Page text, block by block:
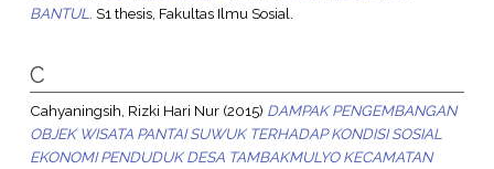
BANTUL. S1 thesis, Fakultas Ilmu Sosial.
C
Cahyaningsih, Rizki Hari Nur(2015) DAMPAK PENGEMBANGAN
OBJEK WISATA PANTAI SUWUK TERHADAP KONDISI SOSIAL
EKONOMI PENDUDUK DESA TAMBAKMULYO KECAMATAN